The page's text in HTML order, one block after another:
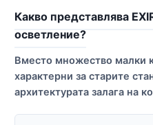
Какво представлява
осветление?
Вместо множество малки
характерни за старите
архитектурата залага на